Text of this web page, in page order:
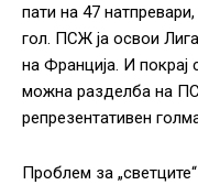
пати на 47
гол. ПСЖ ја освои
на Франција. И покрај
можна разделба на
репрезентативен
Проблем за